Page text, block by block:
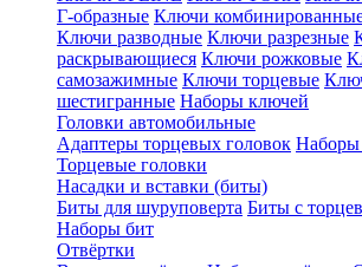
Г-образные Ключи
Ключи разводные Ключи разрезные
раскрывающиеся Ключи рожковые
самозажимные Ключи торцевые
шестигранные Наборы ключей
Головки автомобильные
Адаптеры торцевых головок Наборы
Торцевые головки
Насадки и вставки (биты)
Биты для шуруповерта Биты с
Наборы бит
Отвёртки